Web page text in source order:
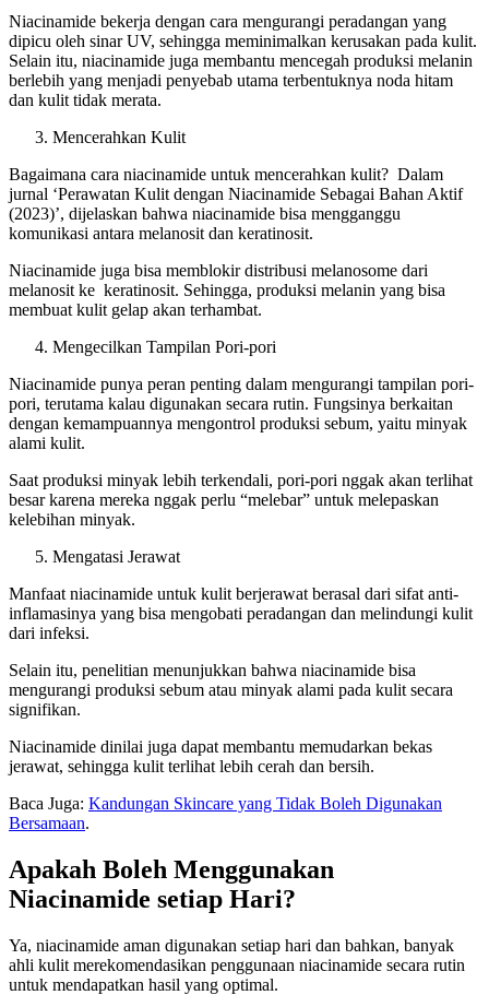
Niacinamide bekerja dengan cara mengurangi peradangan yang
dipicu oleh sinar UV, sehingga meminimalkan kerusakan pada kulit.
Selain itu, niacinamide juga membantu mencegah produksi melanin
berlebih yang menjadi penyebab utama terbentuknya noda hitam
dan kulit tidak merata.
Mencerahkan Kulit
Bagaimana cara niacinamide untuk mencerahkan kulit? Dalam
jurnal ‘Perawatan Kulit dengan Niacinamide Sebagai Bahan Aktif
(2023)’, dijelaskan bahwa niacinamide bisa mengganggu
komunikasi antara melanosit dan keratinosit.
Niacinamide juga bisa memblokir distribusi melanosome dari
melanosit ke keratinosit. Sehingga, produksi melanin yang bisa
membuat kulit gelap akan terhambat.
Mengecilkan Tampilan Pori-pori
Niacinamide punya peran penting dalam mengurangi tampilan pori-
pori, terutama kalau digunakan secara rutin. Fungsinya berkaitan
dengan kemampuannya mengontrol produksi sebum, yaitu minyak
alami kulit.
Saat produksi minyak lebih terkendali, pori-pori nggak akan terlihat
besar karena mereka nggak perlu “melebar” untuk melepaskan
kelebihan minyak.
Mengatasi Jerawat
Manfaat niacinamide untuk kulit berjerawat berasal dari sifat anti-
inflamasinya yang bisa mengobati peradangan dan melindungi kulit
dari infeksi.
Selain itu, penelitian menunjukkan bahwa niacinamide bisa
mengurangi produksi sebum atau minyak alami pada kulit secara
signifikan.
Niacinamide dinilai juga dapat membantu memudarkan bekas
jerawat, sehingga kulit terlihat lebih cerah dan bersih.
Baca Juga: Kandungan Skincare yang Tidak Boleh Digunakan
Bersamaan.
Apakah Boleh Menggunakan
Niacinamide setiap Hari?
Ya, niacinamide aman digunakan setiap hari dan bahkan, banyak
ahli kulit merekomendasikan penggunaan niacinamide secara rutin
untuk mendapatkan hasil yang optimal.